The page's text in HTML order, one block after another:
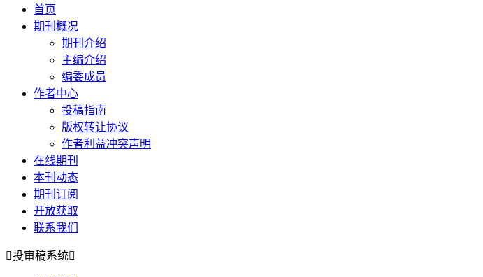
首页
期刊概况
期刊介绍
主编介绍
编委成员
作者中心
投稿指南
版权转让协议
作者利益冲突声明
在线期刊
本刊动态
期刊订阅
开放获取
联系我们
投审稿系统